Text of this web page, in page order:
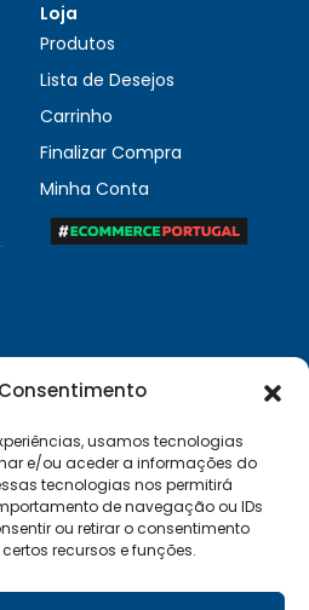
usamos tecnologias
e/ou aceder a informações do
tecnologias nos permitirá
de navegação ou IDs
ou retirar o consentimento
recursos e funções.
Loja
Produtos
Lista de Desejos
Carrinho
Finalizar Compra
Minha Conta